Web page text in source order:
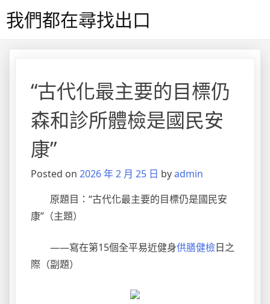
to我們都在尋找出口
“古代化最主要的目標仍
森和診所體檢是國民安
康”
Posted on 2026 年 2 月 25 日 byadmin
原題目：“古代化最主要的目標仍是國民安
康”（主題）
——寫在第15個全平易近健身供膳健檢日之
際（副題）